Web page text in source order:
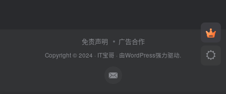
免责声明 广告合作
Copyright © 2024 · IT宝哥 · 由WordPress强力驱动.